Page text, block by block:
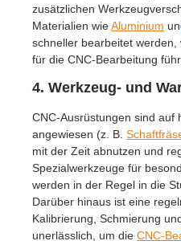
zusätzlichen
Materialien wieAluminium
schneller bearbeitet
für die CNC-Bearbeitung
4. Werkzeug- und
CNC-Ausrüstungen sind auf
angewiesen (z. B.
mit der Zeit abnutzen und
Spezialwerkzeuge für
werden in der Regel in die
Darüber hinaus ist eine
Kalibrierung, Schmierung
unerlässlich, um die CNC-